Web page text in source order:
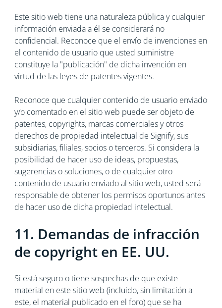
Este sitio web tiene una naturaleza pública y cualquier
información enviada a él se considerará no
confidencial. Reconoce que el envío de invenciones en
el contenido de usuario que usted suministre
constituye la "publicación" de dicha invención en
virtud de las leyes de patentes vigentes.
Reconoce que cualquier contenido de usuario enviado
y/o comentado en el sitio web puede ser objeto de
patentes, copyrights, marcas comerciales y otros
derechos de propiedad intelectual de Signify, sus
subsidiarias, filiales, socios o terceros. Si considera la
posibilidad de hacer uso de ideas, propuestas,
sugerencias o soluciones, o de cualquier otro
contenido de usuario enviado al sitio web, usted será
responsable de obtener los permisos oportunos antes
de hacer uso de dicha propiedad intelectual.
11. Demandas de infracción
de copyright en EE. UU.
Si está seguro o tiene sospechas de que existe
material en este sitio web (incluido, sin limitación a
este, el material publicado en el foro) que se ha